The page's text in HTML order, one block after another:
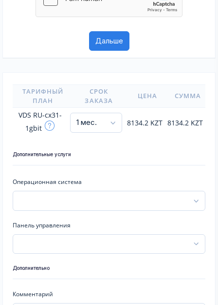
ТАРИФНЫЙ
ПЛАН
СРОК
ЗАКАЗА
ЦЕНА СУММА
VDS RU-cx31-
1gbit
8134.2 KZT 8134.2 KZT
Дополнительные услуги
Операционная система
Панель управления
Дополнительно
Комментарий